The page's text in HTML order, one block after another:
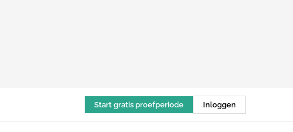
Start gratis proefperiode Inloggen